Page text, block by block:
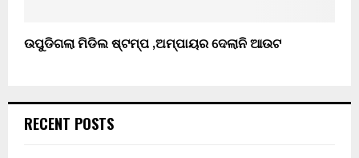
ଉପୁଡିଗଲା ମିଡିଲ ଷ୍ଟମ୍ପ ,ଅମ୍ପାୟର ଦେଲାନି ଆଉଟ
RECENT POSTS